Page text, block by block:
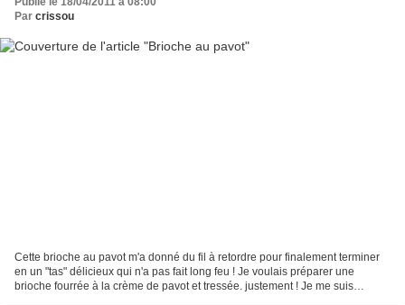
Par crissou
Cette brioche au pavot m'a donné du fil à retordre pour finalement terminer
en un "tas" délicieux qui n'a pas fait long feu ! Je voulais préparer une
brioche fourrée à la crème de pavot et tressée. justement ! Je me suis